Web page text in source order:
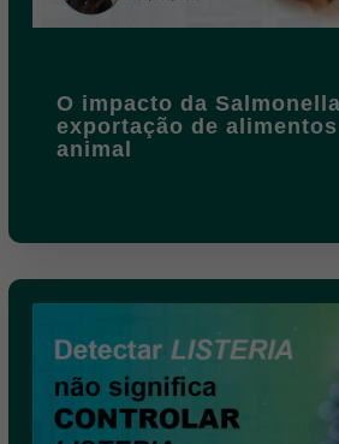
O impacto da
exportação de
animal